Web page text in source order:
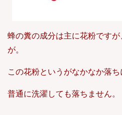
蜂の糞の成分は主に花粉です
が。
この花粉というがなかなか落ち
普通に洗濯しても落ちません。